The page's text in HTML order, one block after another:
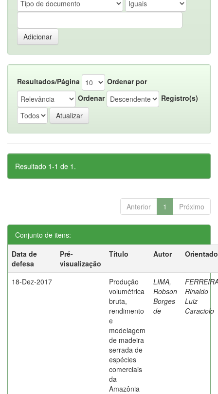
Resultados/Página
Ordenar por
Ordenar
Registro(s)
Resultado 1-1 de 1.
Anterior 1 Próximo
Conjunto de itens:
Data de
defesa
Pré-
visualização
Título Autor
18-Dez-2017
Produção
volumétrica
bruta,
rendimento
e
modelagem
de madeira
serrada de
espécies
comerciais
da
Amazônia
LIMA,
Robson
Borges
de
Rinaldo
Luiz
Caraciolo